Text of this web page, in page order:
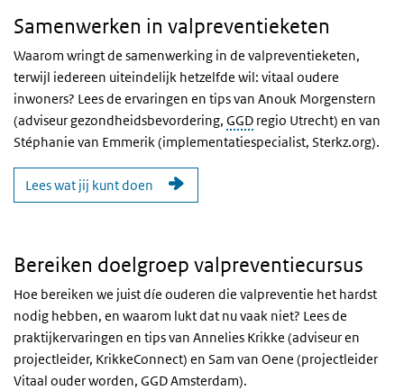
Samenwerken in valpreventieketen
Waarom wringt de samenwerking in de valpreventieketen,
terwijl iedereen uiteindelijk hetzelfde wil: vitaal oudere
inwoners? Lees de ervaringen en tips van Anouk Morgenstern
(adviseur gezondheidsbevordering, GGD regio Utrecht) en van
Stéphanie van Emmerik (implementatiespecialist, Sterkz.org).
Lees wat jij kunt doen
Bereiken doelgroep valpreventiecursus
Hoe bereiken we juist díe ouderen die valpreventie het hardst
nodig hebben, en waarom lukt dat nu vaak niet? Lees de
praktijkervaringen en tips van Annelies Krikke (adviseur en
projectleider, KrikkeConnect) en Sam van Oene (projectleider
Vitaal ouder worden, GGD Amsterdam).